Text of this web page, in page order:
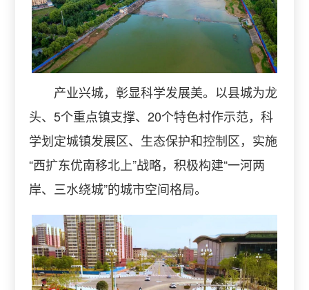
产业兴城，彰显科学发展美。以县城为龙
头、5个重点镇支撑、20个特色村作示范，科
学划定城镇发展区、生态保护和控制区，实施
“西扩东优南移北上”战略，积极构建“一河两
岸、三水绕城”的城市空间格局。